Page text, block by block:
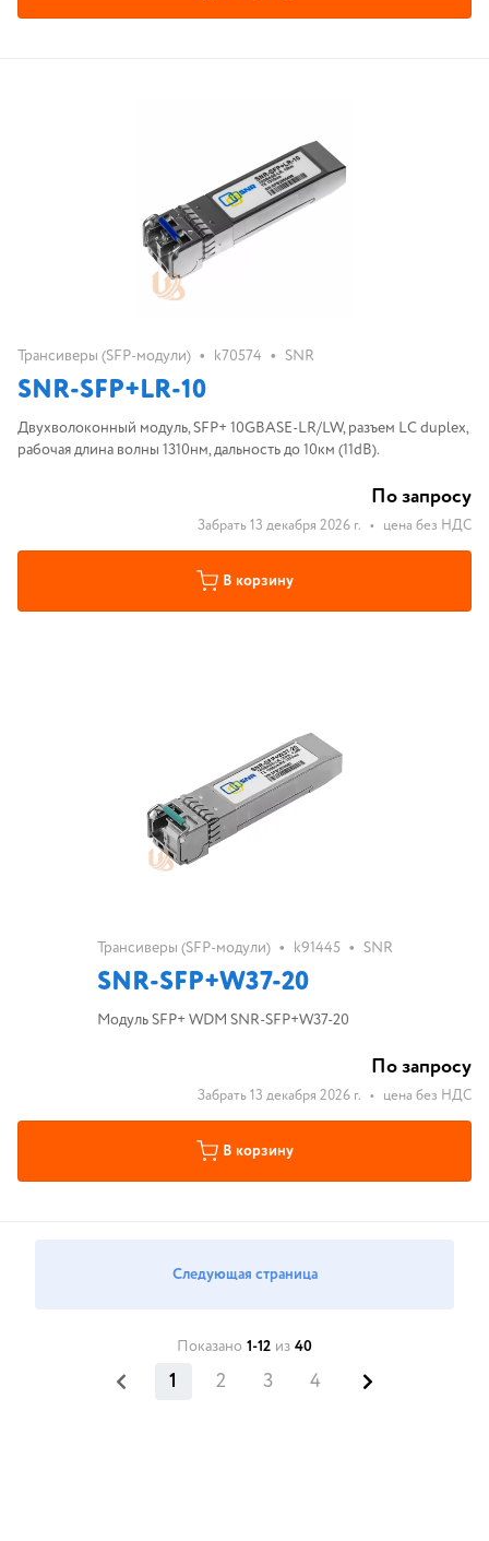
Трансиверы (SFP-модули) • k70574 • SNR
SNR-SFP+LR-10
Двухволоконный модуль, SFP+ 10GBASE-LR/LW, разъем LC duplex,
рабочая длина волны 1310нм, дальность до 10км (11dB).
По запросу
Забрать 13 декабря 2026 г. • цена без НДС
В корзину
Трансиверы (SFP-модули) • k91445 • SNR
SNR-SFP+W37-20
Модуль SFP+ WDM SNR-SFP+W37-20
По запросу
Забрать 13 декабря 2026 г. • цена без НДС
В корзину
Следующая страница
Показано 1-12 из 40
1 2 3 4